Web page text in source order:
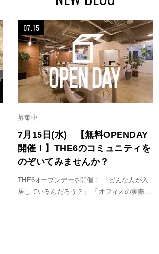
07.15
募集中
7月15日(水) 【無料OPENDAY
開催！】THE6のコミュニティを
のぞいてみませんか？
THE6オープンデーを開催！ 「どんな人が入
居しているんだろう？」 「オフィスの実際…